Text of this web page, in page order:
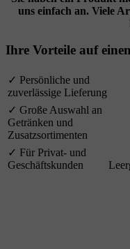
uns einfach an. Viele
Ihre Vorteile auf
✓ Persönliche und
zuverlässige Lieferung
✓ Große Auswahl an
Getränken und
Zusatzsortimenten
✓ Für Privat- und
Geschäftskunden